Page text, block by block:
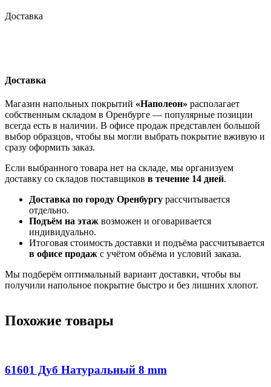
Доставка
Доставка
Магазин напольных покрытий «Наполеон» располагает
собственным складом в Оренбурге — популярные позиции
всегда есть в наличии. В офисе продаж представлен большой
выбор образцов, чтобы вы могли выбрать покрытие вживую и
сразу оформить заказ.
Если выбранного товара нет на складе, мы организуем
доставку со складов поставщиков в течение 14 дней.
Доставка по городу Оренбургу рассчитывается
отдельно.
Подъём на этаж возможен и оговаривается
индивидуально.
Итоговая стоимость доставки и подъёма рассчитывается
в офисе продаж с учётом объёма и условий заказа.
Мы подберём оптимальный вариант доставки, чтобы вы
получили напольное покрытие быстро и без лишних хлопот.
Похожие товары
61601 Дуб Натуральный 8 mm